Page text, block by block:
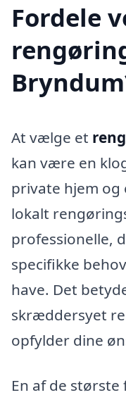
Fordele
At vælge et
kan være en
private hjem og
lokalt
professionelle,
specifikke
have. Det
skræddersyet
opfylder dine
En af de